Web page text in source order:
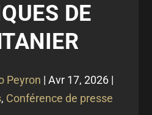
DE
Peyron | Avr 17, 2026|
, Conférence de presse